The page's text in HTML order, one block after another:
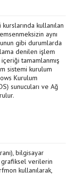
kullanılan
aynı
gibi durumlarda
denilen işlem
tamamlanmış
sistemi kurulum
Kurulum
sunucuları ve Ağ
bilgisayar
verilerin
kullanılarak,